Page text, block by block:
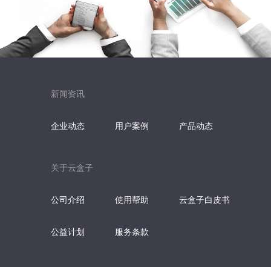
新闻资讯
企业动态 用户案例 产品动态
关于云盒子
公司介绍 使用帮助 云盒子白皮书
公益计划 服务条款